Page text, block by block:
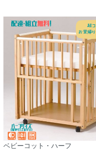
ベビーコット・ハーフ